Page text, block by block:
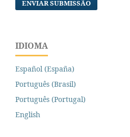
ENVIAR SUBMISSÃO
IDIOMA
Español (España)
Português (Brasil)
Português (Portugal)
English